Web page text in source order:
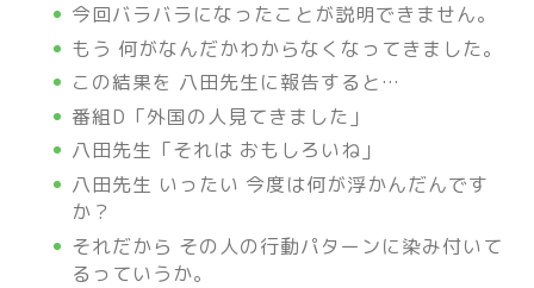
今回バラバラになったことが説明できません。
もう 何がなんだかわからなくなってきました。
この結果を 八田先生に報告すると…
番組D「外国の人見てきました」
八田先生「それは おもしろいね」
八田先生 いったい 今度は何が浮かんだんです
か？
それだから その人の行動パターンに染み付いて
るっていうか。